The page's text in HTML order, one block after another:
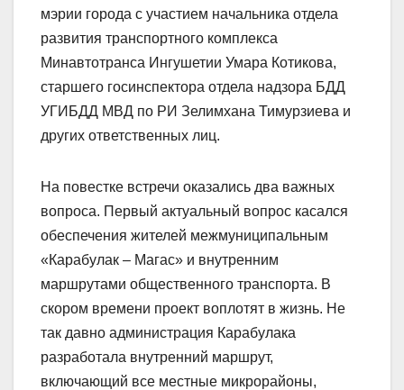
мэрии города с участием начальника отдела
развития транспортного комплекса
Минавтотранса Ингушетии Умара Котикова,
старшего госинспектора отдела надзора БДД
УГИБДД МВД по РИ Зелимхана Тимурзиева и
других ответственных лиц.
На повестке встречи оказались два важных
вопроса. Первый актуальный вопрос касался
обеспечения жителей межмуниципальным
«Карабулак – Магас» и внутренним
маршрутами общественного транспорта. В
скором времени проект воплотят в жизнь. Не
так давно администрация Карабулака
разработала внутренний маршрут,
включающий все местные микрорайоны,